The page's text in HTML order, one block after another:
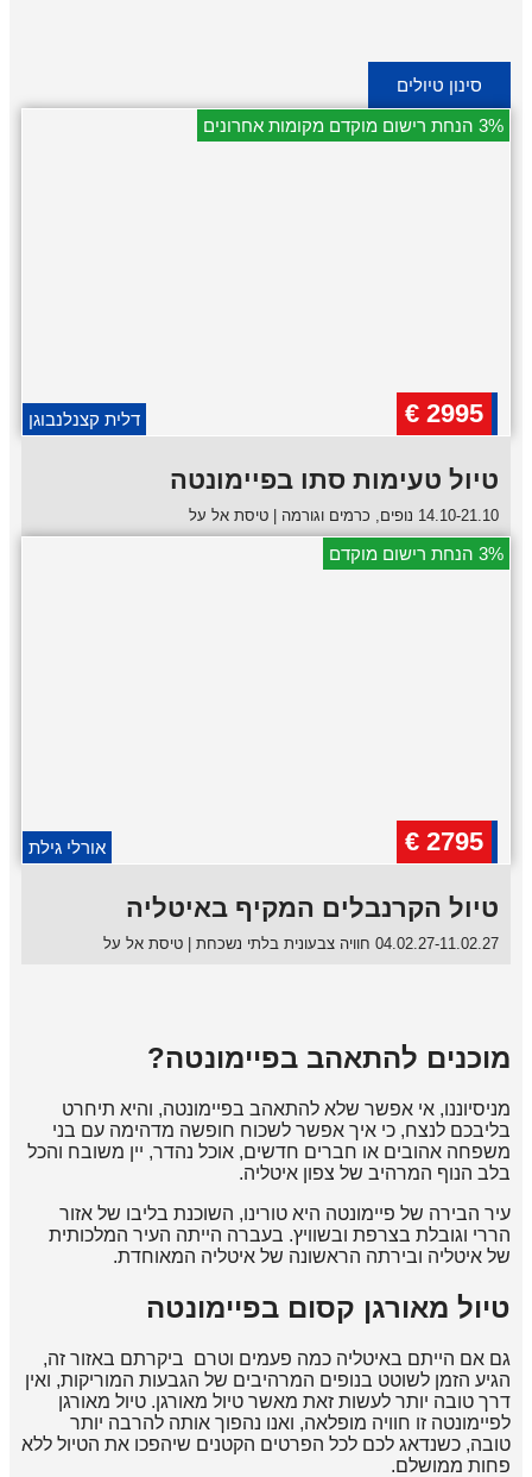
סינון טיולים
3% הנחת רישום מוקדם מקומות אחרונים
דלית קצנלנבוגן 2995 €
טיול טעימות סתו בפיימונטה
14.10-21.10 נופים, כרמים וגורמה | טיסת אל על
3% הנחת רישום מוקדם
אורלי גילת 2795 €
טיול הקרנבלים המקיף באיטליה
04.02.27-11.02.27 חוויה צבעונית בלתי נשכחת | טיסת אל על
מוכנים להתאהב בפיימונטה?
מניסיוננו, אי אפשר שלא להתאהב בפיימונטה, והיא תיחרט
בליבכם לנצח, כי איך אפשר לשכוח חופשה מדהימה עם בני
משפחה אהובים או חברים חדשים, אוכל נהדר, יין משובח והכל
בלב הנוף המרהיב של צפון איטליה.
עיר הבירה של פיימונטה היא טורינו, השוכנת בליבו של אזור
הררי וגובלת בצרפת ובשוויץ. בעברה הייתה העיר המלכותית
של איטליה ובירתה הראשונה של איטליה המאוחדת.
טיול מאורגן קסום בפיימונטה
גם אם הייתם באיטליה כמה פעמים וטרם ביקרתם באזור זה,
הגיע הזמן לשוטט בנופים המרהיבים של הגבעות המוריקות, ואין
דרך טובה יותר לעשות זאת מאשר טיול מאורגן. טיול מאורגן
לפיימונטה זו חוויה מופלאה, ואנו נהפוך אותה להרבה יותר
טובה, כשנדאג לכם לכל הפרטים הקטנים שיהפכו את הטיול ללא
פחות ממושלם.